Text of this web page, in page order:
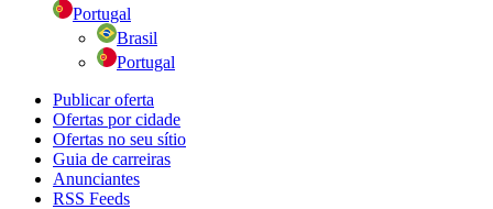
Portugal
Brasil
Portugal
Publicar oferta
Ofertas por cidade
Ofertas no seu sítio
Guia de carreiras
Anunciantes
RSS Feeds